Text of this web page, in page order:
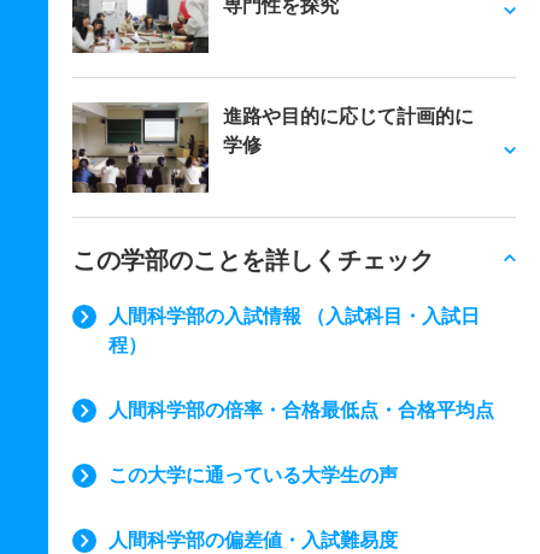
専門性を探究
進路や目的に応じて計画的に
学修
この学部のことを詳しくチェック
人間科学部の入試情報 （入試科目・入試日
程）
人間科学部の倍率・合格最低点・合格平均点
この大学に通っている大学生の声
人間科学部の偏差値・入試難易度